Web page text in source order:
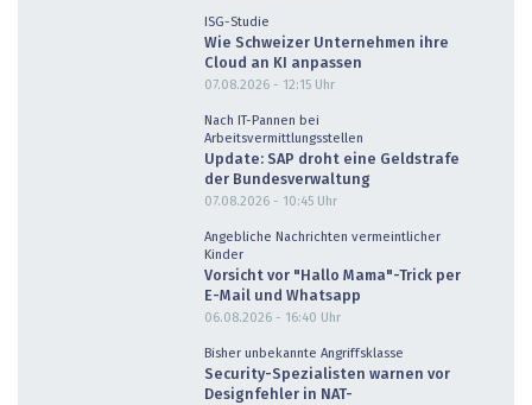
ISG-Studie
Wie Schweizer Unternehmen ihre
Cloud an KI anpassen
07.08.2026 - 12:15 Uhr
Nach IT-Pannen bei
Arbeitsvermittlungsstellen
Update: SAP droht eine Geldstrafe
der Bundesverwaltung
07.08.2026 - 10:45 Uhr
Angebliche Nachrichten vermeintlicher
Kinder
Vorsicht vor "Hallo Mama"-Trick per
E-Mail und Whatsapp
06.08.2026 - 16:40 Uhr
Bisher unbekannte Angriffsklasse
Security-Spezialisten warnen vor
Designfehler in NAT-